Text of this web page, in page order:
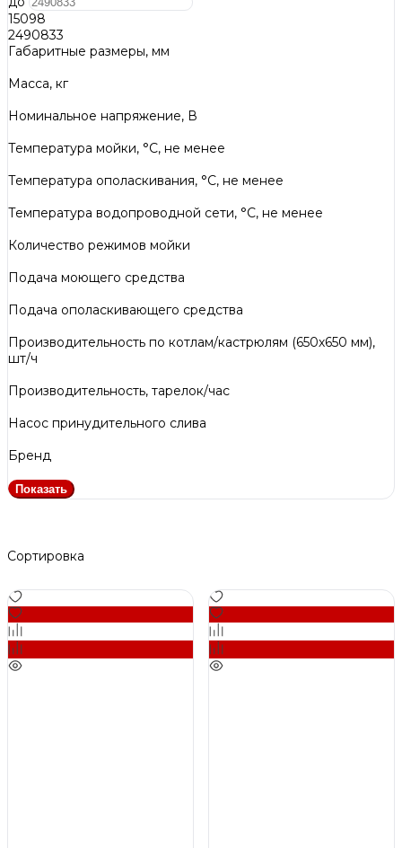
15098
2490833
Габаритные размеры, мм
Масса, кг
Номинальное напряжение, В
Температура мойки, °С, не менее
Температура ополаскивания, °С, не менее
Температура водопроводной сети, °С, не менее
Количество режимов мойки
Подача моющего средства
Подача ополаскивающего средства
Производительность по котлам/кастрюлям (650х650 мм),
шт/ч
Производительность, тарелок/час
Насос принудительного слива
Бренд
Показать
Сортировка